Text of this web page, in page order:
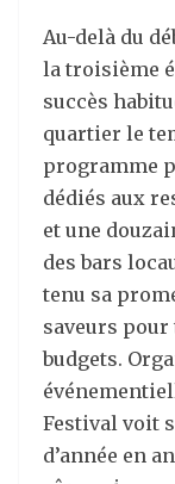
Au-delà du
la troisième
succès
quartier le
programme
dédiés aux
et une
des bars
tenu sa
saveurs pour
budgets.
Festival voit
d’année en